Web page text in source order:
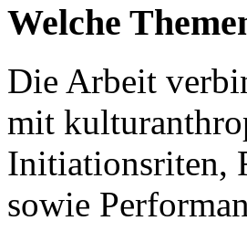
Welche
Die Arbeit
mit
Initiationsriten,
sowie